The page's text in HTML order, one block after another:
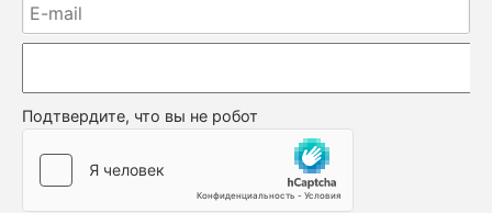
Подтвердите, что вы не робот